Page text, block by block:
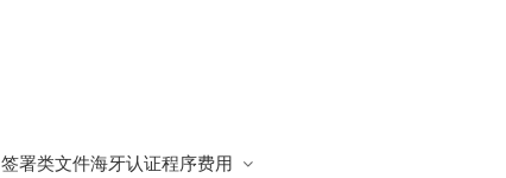
签署类文件海牙认证程序费用